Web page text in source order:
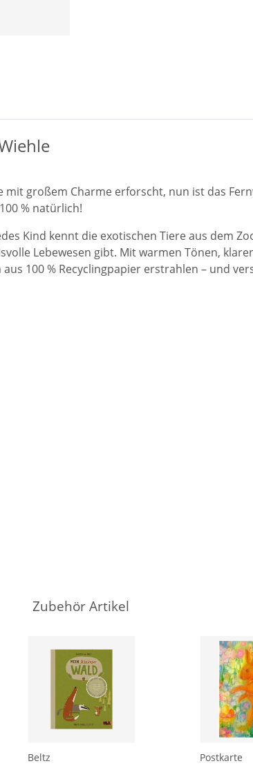
großem Charme erforscht, nun ist das
% natürlich!
Kind kennt die exotischen Tiere aus dem
Lebewesen gibt. Mit warmen Tönen,
100 % Recyclingpapier erstrahlen – und
Zubehör Artikel
Beltz Postkarte